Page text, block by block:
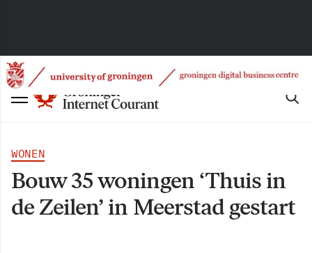
WONEN
Bouw 35 woningen ‘Thuis in
de Zeilen’ in Meerstad gestart